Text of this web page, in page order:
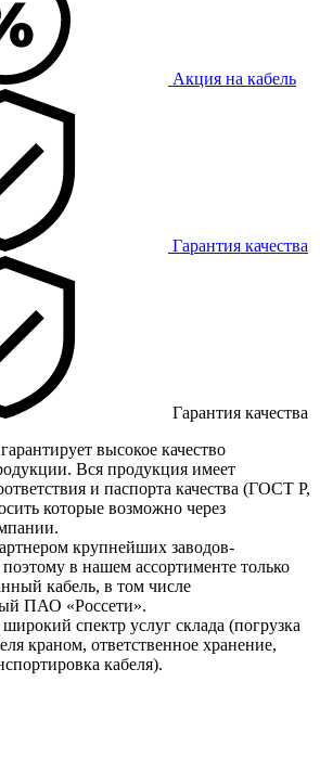
Акция на кабель
Гарантия качества
Гарантия качества
высокое качество
Вся продукция имеет
и паспорта качества (ГОСТ Р,
которые возможно через
крупнейших заводов-
поэтому в нашем ассортименте только
кабель, в том числе
ПАО «Россети».
спектр услуг склада (погрузка
краном, ответственное хранение,
кабеля).